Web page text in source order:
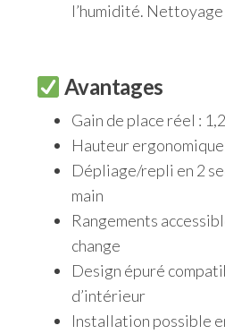
l’humidité. Nettoyage
Avantages
Gain de place réel :
Hauteur
Dépliage/repli en 2
main
Rangements
change
Design épuré
d’intérieur
Installation possible